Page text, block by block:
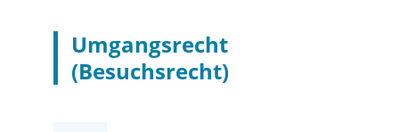
Umgangsrecht
(Besuchsrecht)